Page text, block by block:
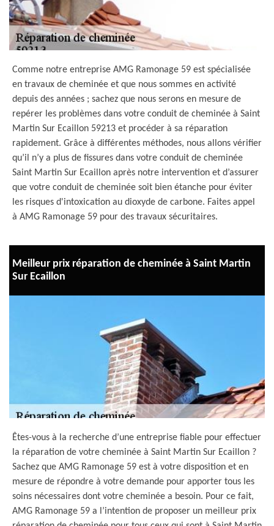
Comme notre entreprise AMG Ramonage 59 est spécialisée
en travaux de cheminée et que nous sommes en activité
depuis des années ; sachez que nous serons en mesure de
repérer les problèmes dans votre conduit de cheminée à Saint
Martin Sur Ecaillon 59213 et procéder à sa réparation
rapidement. Grâce à différentes méthodes, nous allons vérifier
qu’il n’y a plus de fissures dans votre conduit de cheminée
Saint Martin Sur Ecaillon après notre intervention et d’assurer
que votre conduit de cheminée soit bien étanche pour éviter
les risques d'intoxication au dioxyde de carbone. Faites appel
à AMG Ramonage 59 pour des travaux sécuritaires.
Meilleur prix réparation de cheminée à Saint Martin
Sur Ecaillon
Êtes-vous à la recherche d’une entreprise fiable pour effectuer
la réparation de votre cheminée à Saint Martin Sur Ecaillon ?
Sachez que AMG Ramonage 59 est à votre disposition et en
mesure de répondre à votre demande pour apporter tous les
soins nécessaires dont votre cheminée a besoin. Pour ce fait,
AMG Ramonage 59 a l’intention de proposer un meilleur prix